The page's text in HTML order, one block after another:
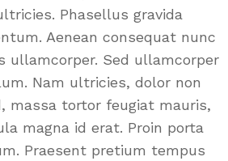
Phasellus gravida
Aenean consequat nunc
ullamcorper. Sed ullamcorper
Nam ultricies, dolor non
massa tortor feugiat mauris,
magna id erat. Proin porta
Praesent pretium tempus